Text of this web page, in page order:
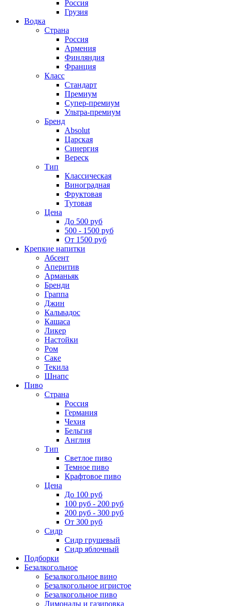
Россия
Грузия
Водка
Страна
Россия
Армения
Финляндия
Франция
Класс
Стандарт
Премиум
Супер-премиум
Ультра-премиум
Бренд
Absolut
Царская
Синергия
Вереск
Тип
Классическая
Виноградная
Фруктовая
Тутовая
Цена
До 500 руб
500 - 1500 руб
От 1500 руб
Крепкие напитки
Абсент
Аперитив
Арманьяк
Бренди
Граппа
Джин
Кальвадос
Кашаса
Ликер
Настойки
Ром
Саке
Текила
Шнапс
Пиво
Страна
Россия
Германия
Чехия
Бельгия
Англия
Тип
Светлое пиво
Темное пиво
Крафтовое пиво
Цена
До 100 руб
100 руб - 200 руб
200 руб - 300 руб
От 300 руб
Сидр
Сидр грушевый
Сидр яблочный
Подборки
Безалкогольное
Безалкогольное вино
Безалкогольное игристое
Безалкогольное пиво
Лимонады и газировка